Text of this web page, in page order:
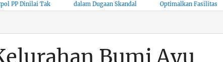
PP Dinilai Tak
“Kelas Atas”
dalam Dugaan Skandal
KSO, Integritas Aparatur
Optimalkan Fasilitas
untuk Kenyamanan Arus
Bumi Ayu